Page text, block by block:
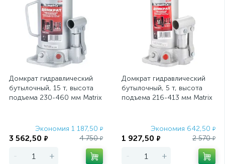
Биты с торцевыми головками
Бокорезы 28
Бордюрные ленты
Бруски и площадки для шлифования 11
Буры по бетону SDS Max
Бытовые наборы инструментов
Домкрат гидравлический
бутылочный, 15 т, высота
подъема 230-460 мм Matrix
Экономия 1 187,50 ₽
3 562,50 ₽ 4 750₽
- +
Домкрат гидравлический
бутылочный, 5 т, высота
подъема 216-413 мм Matrix
Экономия 642,50 ₽
1 927,50 ₽ 2 570₽
- +